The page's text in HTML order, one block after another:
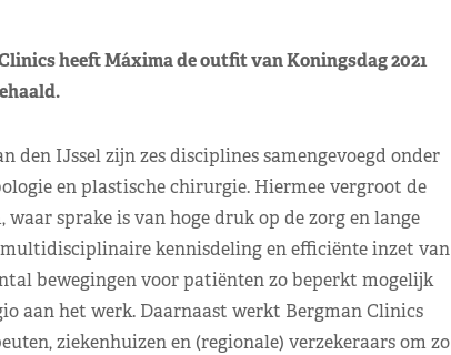
heeft Máxima de outfit van Koningsdag 2021
IJssel zijn zes disciplines samengevoegd onder
en plastische chirurgie. Hiermee vergroot de
sprake is van hoge druk op de zorg en lange
kennisdeling en efficiënte inzet van
bewegingen voor patiënten zo beperkt mogelijk
aan het werk. Daarnaast werkt Bergman Clinics
ziekenhuizen en (regionale) verzekeraars om zo